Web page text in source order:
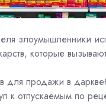
злоумышленники
которые
для продажи в
к отпускаемым по